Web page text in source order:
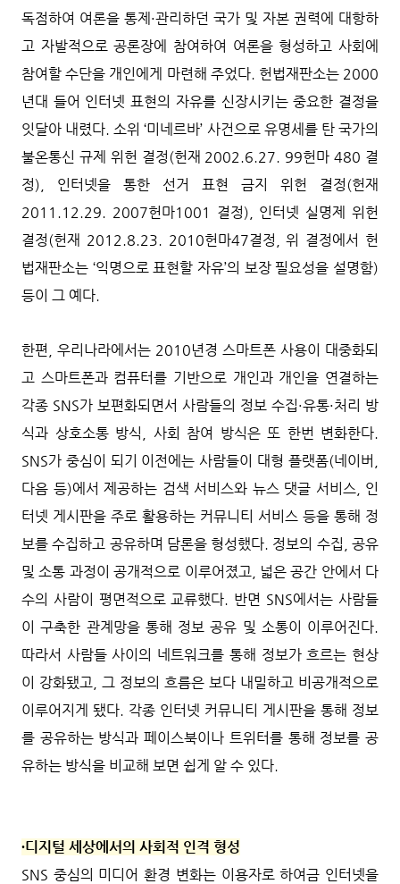
독점하여 여론을 통제·관리하던 국가 및 자본 권력에 대항하
고 자발적으로 공론장에 참여하여 여론을 형성하고 사회에
참여할 수단을 개인에게 마련해 주었다. 헌법재판소는 2000
년대 들어 인터넷 표현의 자유를 신장시키는 중요한 결정을
잇달아 내렸다. 소위 ‘미네르바’ 사건으로 유명세를 탄 국가의
불온통신 규제 위헌 결정(헌재 2002.6.27. 99헌마 480 결
정), 인터넷을 통한 선거 표현 금지 위헌 결정(헌재
2011.12.29. 2007헌마1001 결정), 인터넷 실명제 위헌
결정(헌재 2012.8.23. 2010헌마47결정, 위 결정에서 헌
법재판소는 ‘익명으로 표현할 자유’의 보장 필요성을 설명함)
등이 그 예다.
한편, 우리나라에서는 2010년경 스마트폰 사용이 대중화되
고 스마트폰과 컴퓨터를 기반으로 개인과 개인을 연결하는
각종 SNS가 보편화되면서 사람들의 정보 수집·유통·처리 방
식과 상호소통 방식, 사회 참여 방식은 또 한번 변화한다.
SNS가 중심이 되기 이전에는 사람들이 대형 플랫폼(네이버,
다음 등)에서 제공하는 검색 서비스와 뉴스 댓글 서비스, 인
터넷 게시판을 주로 활용하는 커뮤니티 서비스 등을 통해 정
보를 수집하고 공유하며 담론을 형성했다. 정보의 수집, 공유
및 소통 과정이 공개적으로 이루어졌고, 넓은 공간 안에서 다
수의 사람이 평면적으로 교류했다. 반면 SNS에서는 사람들
이 구축한 관계망을 통해 정보 공유 및 소통이 이루어진다.
따라서 사람들 사이의 네트워크를 통해 정보가 흐르는 현상
이 강화됐고, 그 정보의 흐름은 보다 내밀하고 비공개적으로
이루어지게 됐다. 각종 인터넷 커뮤니티 게시판을 통해 정보
를 공유하는 방식과 페이스북이나 트위터를 통해 정보를 공
유하는 방식을 비교해 보면 쉽게 알 수 있다.
∙디지털 세상에서의 사회적 인격 형성
SNS 중심의 미디어 환경 변화는 이용자로 하여금 인터넷을